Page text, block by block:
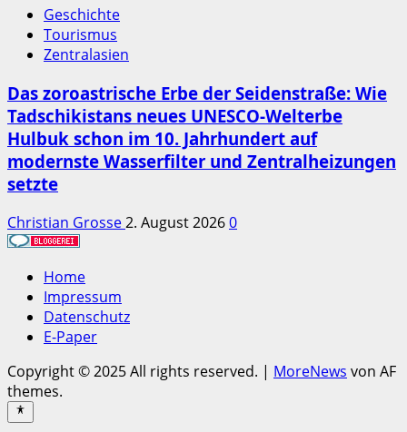
Geschichte
Tourismus
Zentralasien
Das zoroastrische Erbe der Seidenstraße: Wie
Tadschikistans neues UNESCO-Welterbe
Hulbuk schon im 10. Jahrhundert auf
modernste Wasserfilter und Zentralheizungen
setzte
Christian Grosse2. August 20260
Home
Impressum
Datenschutz
E-Paper
Copyright © 2025 All rights reserved. | MoreNews von AF
themes.